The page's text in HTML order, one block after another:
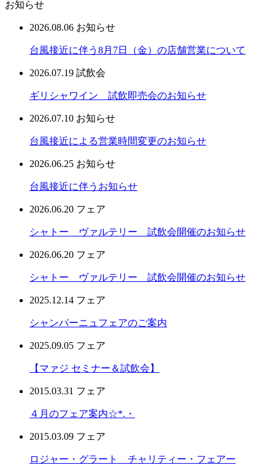
お知らせ
2026.08.06 お知らせ
台風接近に伴う8月7日（金）の店舗営業について
2026.07.19 試飲会
ギリシャワイン 試飲即売会のお知らせ
2026.07.10 お知らせ
台風接近による営業時間変更のお知らせ
2026.06.25 お知らせ
台風接近に伴うお知らせ
2026.06.20 フェア
シャトー ヴァルテリー 試飲会開催のお知らせ
2026.06.20 フェア
シャトー ヴァルテリー 試飲会開催のお知らせ
2025.12.14 フェア
シャンパーニュフェアのご案内
2025.09.05 フェア
【マァジ セミナー＆試飲会】
2015.03.31 フェア
４月のフェア案内☆*.・
2015.03.09 フェア
ロジャー・グラート チャリティー・フェアー